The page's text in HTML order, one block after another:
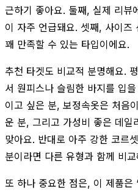
근하기 좋아요. 둘째, 실제 리뷰
이 자주 언급돼요. 셋째, 사이즈
꽤 만족할 수 있는 타입이에요.
추천 타겟도 비교적 분명해요.
서 원피스나 슬림한 바지를 입
이고 싶은 분, 보정속옷은 처음
운 분, 그리고 가성비 좋은 데일
맞아요. 반대로 아주 강한 코르
분이라면 다른 유형과 함께 비
또 하나 중요한 점은, 이 제품은